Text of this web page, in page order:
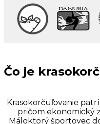
Čo je
Krasokorčuľovanie
pričom ekonomický
Máloktorý športovec